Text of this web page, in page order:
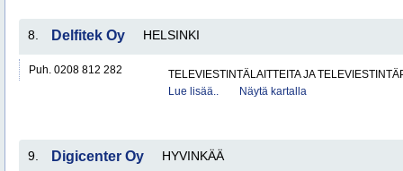
8. Delfitek Oy HELSINKI
Puh. 0208 812 282
TELEVIESTINTÄLAITTEITA JA
Lue lisää..
Näytä kartalla
9. Digicenter Oy HYVINKÄÄ